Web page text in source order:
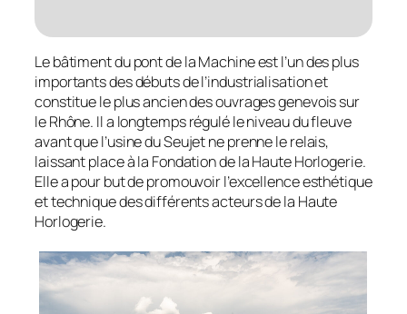
Le bâtiment du pont de la Machine est l’un des plus
importants des débuts de l’industrialisation et
constitue le plus ancien des ouvrages genevois sur
le Rhône. Il a longtemps régulé le niveau du fleuve
avant que l’usine du Seujet ne prenne le relais,
laissant place à la Fondation de la Haute Horlogerie.
Elle a pour but de promouvoir l’excellence esthétique
et technique des différents acteurs de la Haute
Horlogerie.